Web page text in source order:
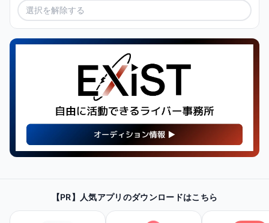
選択を解除する
最新・人気の配信機材情報を
チェックしてみよう！
【PR】人気アプリのダウンロードはこちら